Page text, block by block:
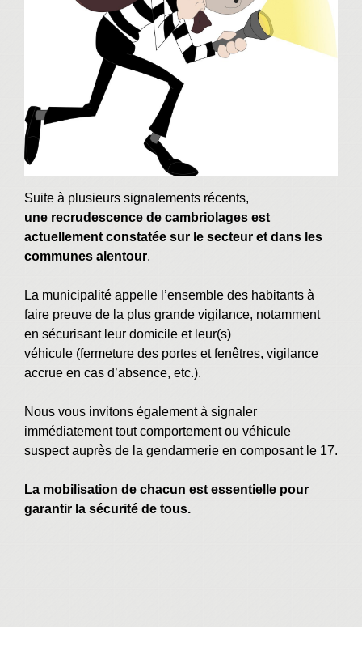
Suite à plusieurs signalements récents,
une recrudescence de cambriolages est
actuellement constatée sur le secteur et dans les
communes alentour.
La municipalité appelle l’ensemble des habitants à
faire preuve de la plus grande vigilance, notamment
en sécurisant leur domicile et leur(s)
véhicule (fermeture des portes et fenêtres, vigilance
accrue en cas d’absence, etc.).
Nous vous invitons également à signaler
immédiatement tout comportement ou véhicule
suspect auprès de la gendarmerie en composant le 17.
La mobilisation de chacun est essentielle pour
garantir la sécurité de tous.